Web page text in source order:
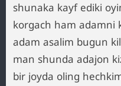
shunaka kayf ediki
korgach ham adamni
adam asalim bugun
man shunda adajon
bir joyda oling